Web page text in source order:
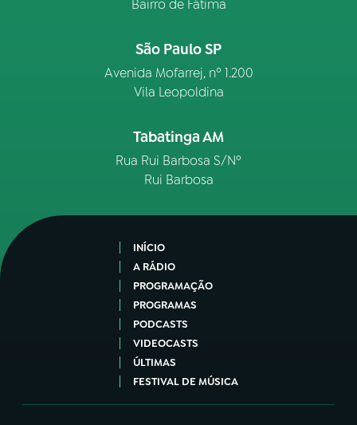
Bairro de Fátima
São Paulo SP
Avenida Mofarrej, nº 1.200
Vila Leopoldina
Tabatinga AM
Rua Rui Barbosa S/Nº
Rui Barbosa
INÍCIO
A RÁDIO
PROGRAMAÇÃO
PROGRAMAS
PODCASTS
VIDEOCASTS
ÚLTIMAS
FESTIVAL DE MÚSICA